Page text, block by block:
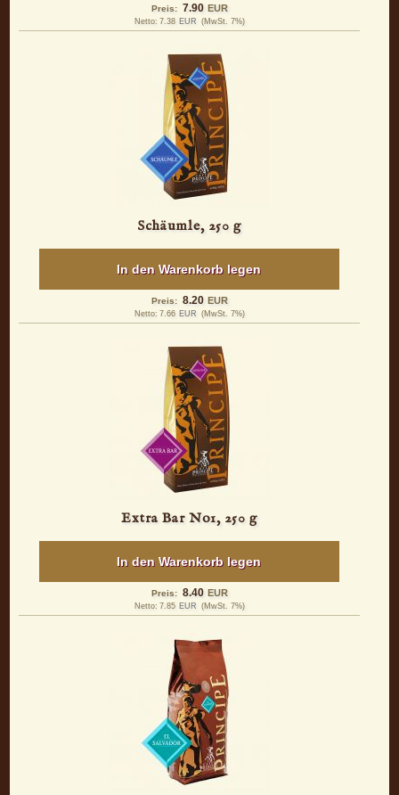
Preis: 7.90 EUR
Netto: 7.38 EUR (MwSt. 7%)
Schäumle, 250 g
In den Warenkorb legen
Preis: 8.20 EUR
Netto: 7.66 EUR (MwSt. 7%)
Extra Bar No1, 250 g
In den Warenkorb legen
Preis: 8.40 EUR
Netto: 7.85 EUR (MwSt. 7%)